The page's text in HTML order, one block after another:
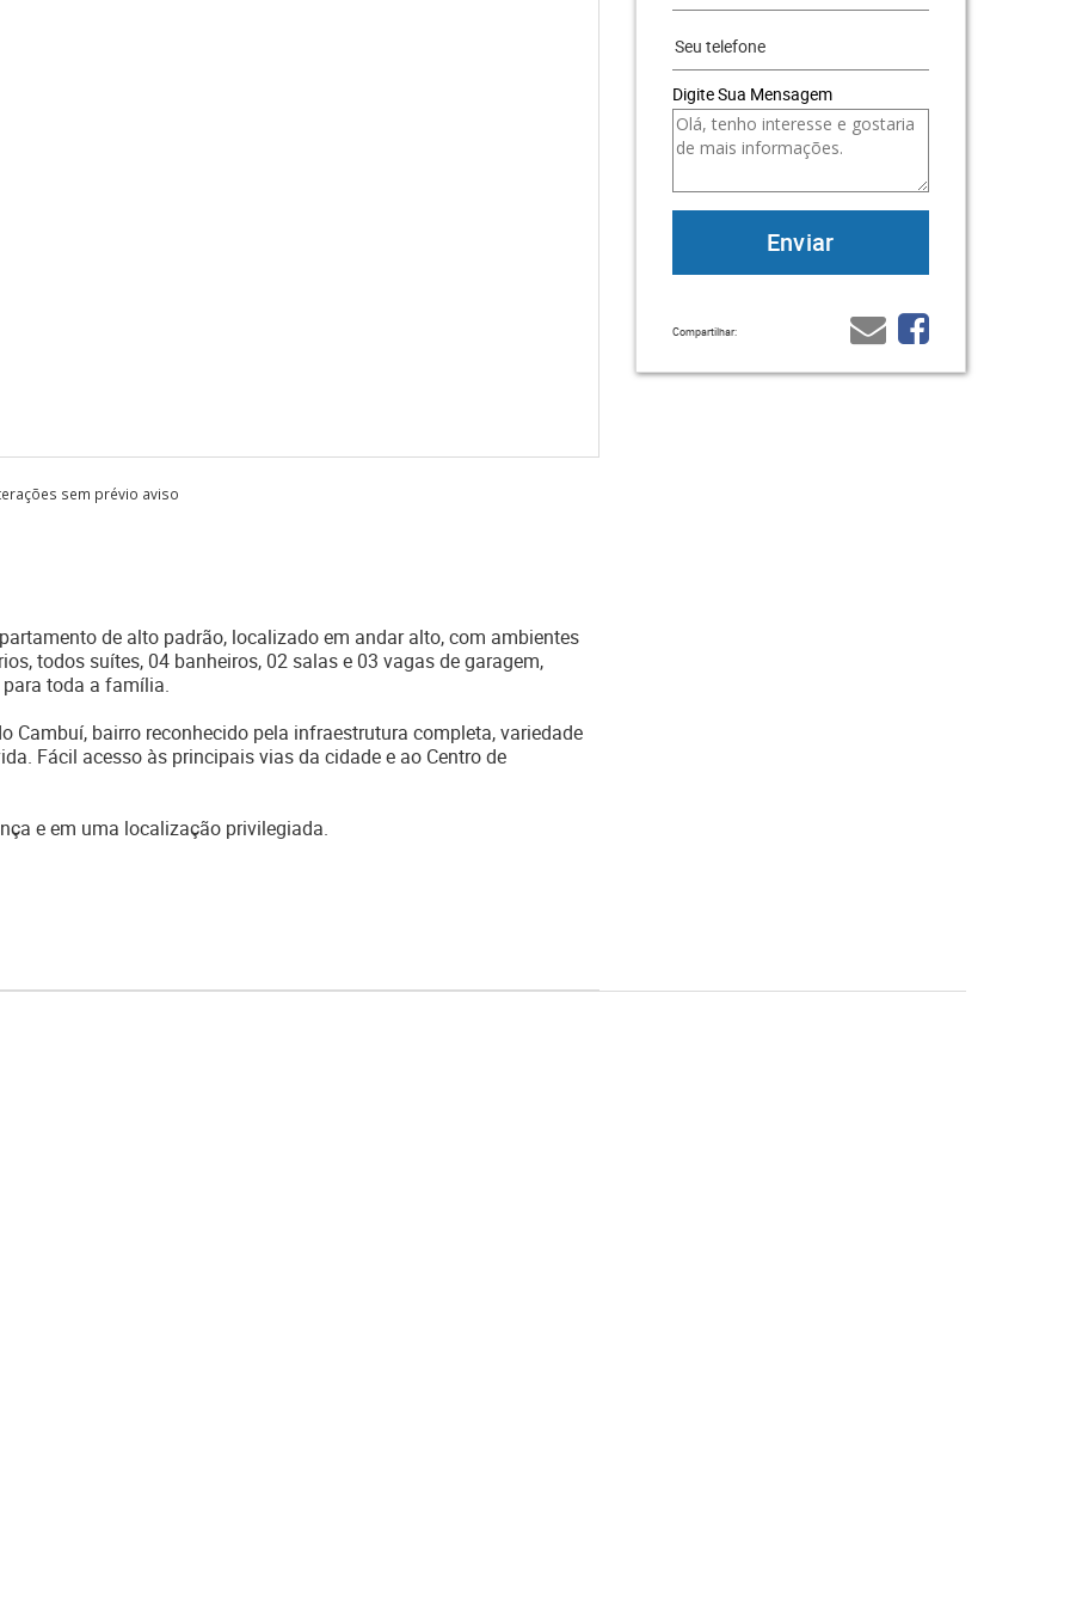
Digite Sua Mensagem
Compartilhar:
sem prévio aviso
de alto padrão, localizado em andar alto, com ambientes
todos suítes, 04 banheiros, 02 salas e 03 vagas de garagem,
toda a família.
bairro reconhecido pela infraestrutura completa, variedade
Fácil acesso às principais vias da cidade e ao Centro de
e em uma localização privilegiada.